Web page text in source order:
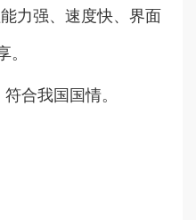
力强、速度快、界面
。
合我国国情。